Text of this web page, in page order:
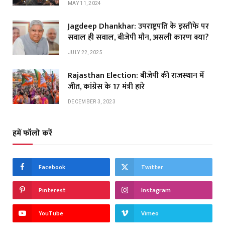
MAY 11, 2024
Jagdeep Dhankhar: उपराष्ट्रपति के इस्तीफे पर
सवाल ही सवाल, बीजेपी मौन, असली कारण क्या?
JULY 22, 2025
Rajasthan Election: बीजेपी की राजस्थान में
जीत, कांग्रेस के 17 मंत्री हारे
DECEMBER 3, 2023
हमें फॉलो करें
Facebook Twitter
Pinterest Instagram
YouTube Vimeo